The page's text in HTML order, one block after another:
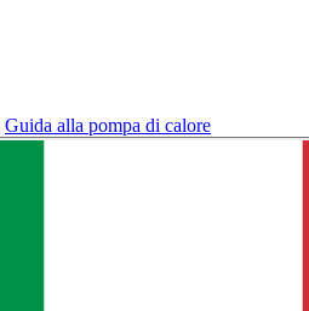
Guida alla pompa di calore